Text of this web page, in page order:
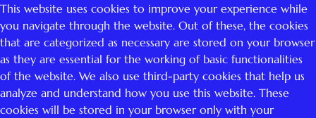
This website uses cookies to improve your experience while
you navigate through the website. Out of these, the cookies
that are categorized as necessary are stored on your browser
as they are essential for the working of basic functionalities
of the website. We also use third-party cookies that help us
analyze and understand how you use this website. These
cookies will be stored in your browser only with your